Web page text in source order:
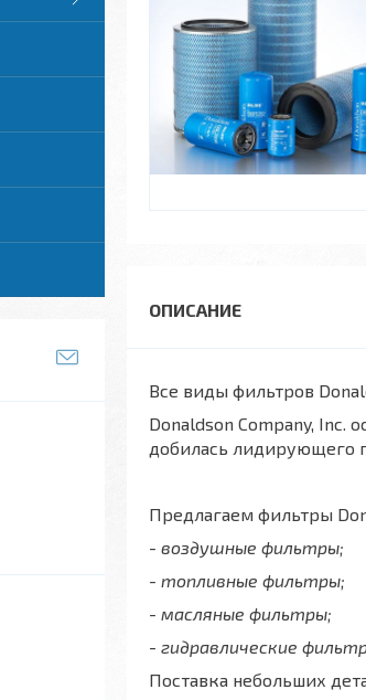
Все виды фильтров
Donaldson Company, Inc.
добилась лидирующего
Предлагаем фильтры
- воздушные фильтры;
- топливные фильтры;
- масляные фильтры;
- гидравлические
Поставка небольших